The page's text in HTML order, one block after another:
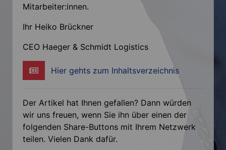
Mitarbeiter:innen.
Ihr Heiko Brückner
CEO Haeger & Schmidt Logistics
Hier gehts zum Inhaltsverzeichnis
Der Artikel hat Ihnen gefallen? Dann würden
wir uns freuen, wenn Sie ihn über einen der
folgenden Share-Buttons mit Ihrem Netzwerk
teilen. Vielen Dank dafür.